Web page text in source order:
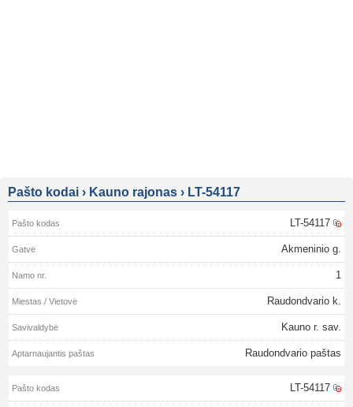
Pašto kodai › Kauno rajonas › LT-54117
LT-54117
Akmeninio g.
1
Raudondvario k.
Kauno r. sav.
Raudondvario paštas
LT-54117